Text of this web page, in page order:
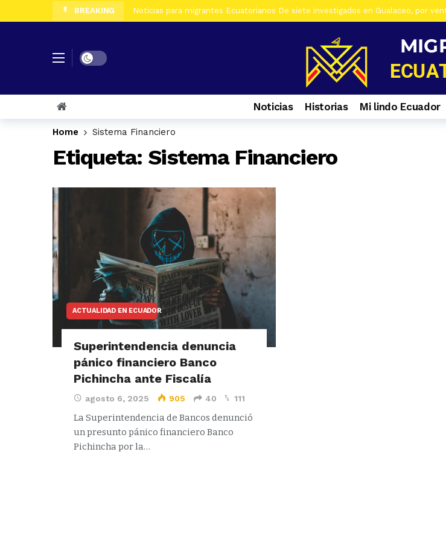
BREAKING Noticias para migrantes Ecuatorianos De siete investigados en Gualaceo, por
Noticias para migrantes Ecuatorianos Cinco farmacias clausuradas por
Noticias para migrantes Ecuatorianos Casa era utilizada para almacenar armas
Noticias para migrantes Ecuatorianos Cuatro ciudadanos vinculados a Los
Noticias para migrantes Ecuatorianos Contactos de emergencia para quienes
Noticias para migrantes Ecuatorianos Culminan mantenimiento de la Central
Dark mode
Noticias Historias Mi lindo Ecuador
Home Sistema Financiero
Etiqueta: Sistema Financiero
ACTUALIDAD EN ECUADOR
Superintendencia denuncia
pánico financiero Banco
Pichincha ante Fiscalía
agosto 6, 2025 905 40 111
La Superintendencia de Bancos denunció
un presunto pánico financiero Banco
Pichincha por la…